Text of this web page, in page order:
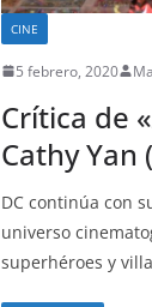
CINE
5 febrero, 2020
Crítica de
Cathy Yan
DC continúa con
universo
superhéroes y